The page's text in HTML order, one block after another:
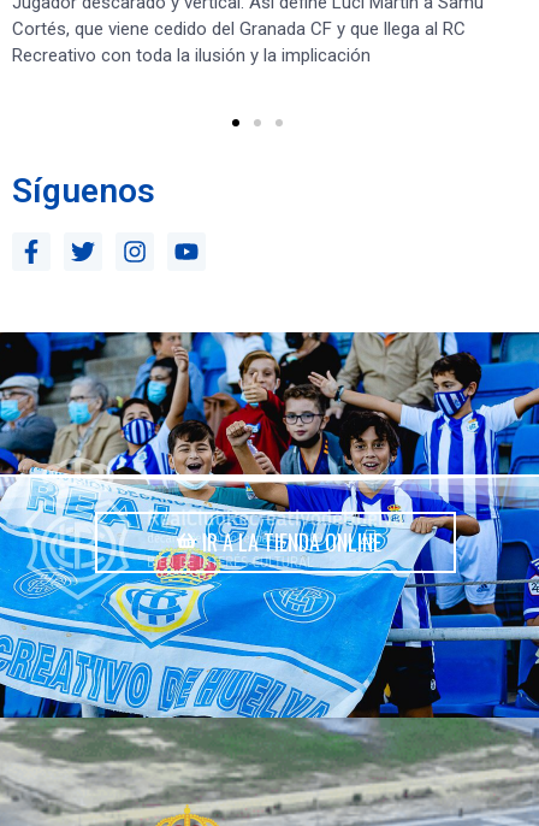
Cortés, que viene cedido del Granada CF y que llega al RC
Recreativo con toda la ilusión y la implicación
Síguenos
IR A LA TIENDA ONLINE